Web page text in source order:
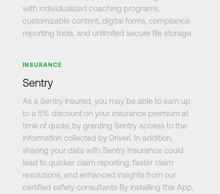
with individualized coaching programs,
customizable content, digital forms, compliance
reporting tools, and unlimited secure file storage.
INSURANCE
Sentry
As a Sentry insured, you may be able to earn up
to a 5% discount on your insurance premium at
time of quote, by granting Sentry access to the
information collected by Driveri. In addition,
sharing your data with Sentry Insurance could
lead to quicker claim reporting, faster claim
resolutions, and enhanced insights from our
certified safety consultants By installing this App,